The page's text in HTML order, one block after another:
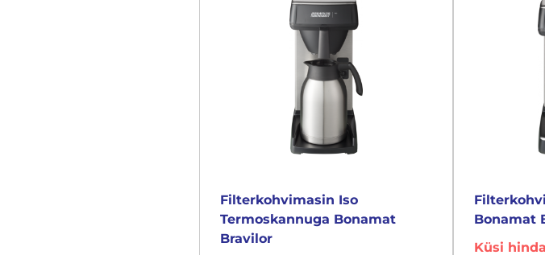
Filterkohvimasin Iso
Termoskannuga Bonamat
Bravilor
Bonamat
Küsi hinda